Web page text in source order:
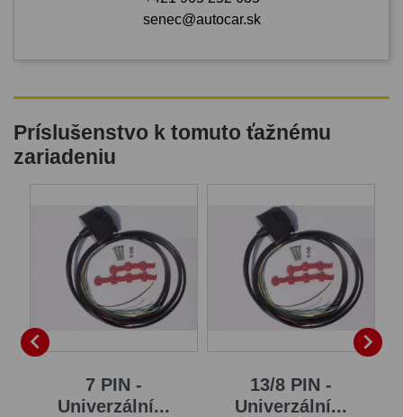
senec@autocar.sk
Príslušenstvo k tomuto ťažnému
zariadeniu

7 PIN -
Univerzální...
13/8 PIN -
Univerzální...
